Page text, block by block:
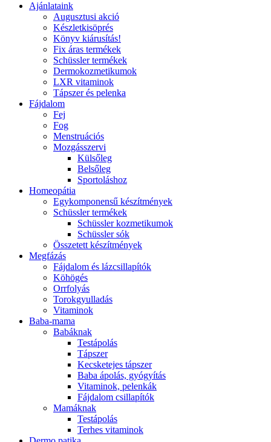
Ajánlataink
Augusztusi akció
Készletkisöprés
Könyv kiárusítás!
Fix áras termékek
Schüssler termékek
Dermokozmetikumok
LXR vitaminok
Tápszer és pelenka
Fájdalom
Fej
Fog
Menstruációs
Mozgásszervi
Külsőleg
Belsőleg
Sportoláshoz
Homeopátia
Egykomponensű készítmények
Schüssler termékek
Schüssler kozmetikumok
Schüssler sók
Összetett készítmények
Megfázás
Fájdalom és lázcsillapítók
Köhögés
Orrfolyás
Torokgyulladás
Vitaminok
Baba-mama
Babáknak
Testápolás
Tápszer
Kecsketejes tápszer
Baba ápolás, gyógyítás
Vitaminok, pelenkák
Fájdalom csillapítók
Mamáknak
Testápolás
Terhes vitaminok